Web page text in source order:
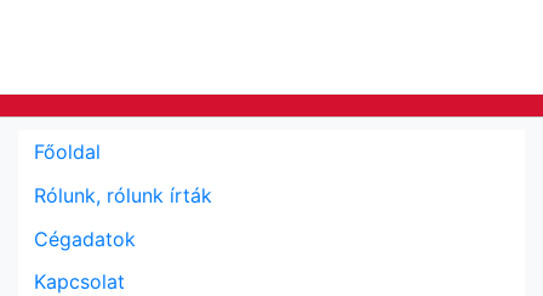
Főoldal
Rólunk, rólunk írták
Cégadatok
Kapcsolat